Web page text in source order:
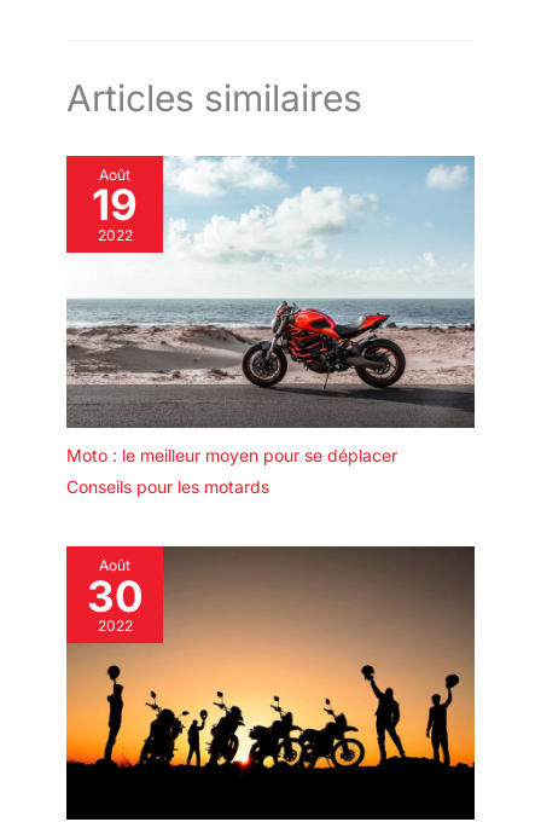
Articles similaires
Août
19
2022
Moto : le meilleur moyen pour se déplacer
Conseils pour les motards
Août
30
2022